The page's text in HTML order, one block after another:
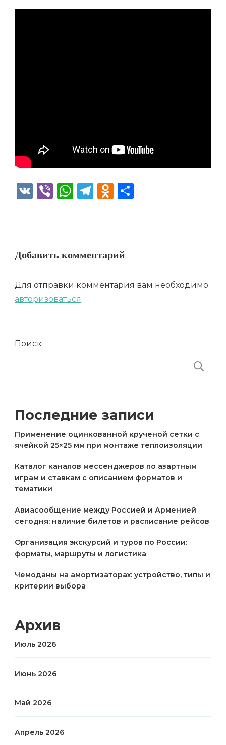
VK ViberWhatsApp
Telegram
Odnoklassniki
Добавить комментарий
Для отправки комментария вам необходимо
авторизоваться.
Поиск
Последние записи
Применение оцинкованной крученой сетки с
ячейкой 25×25 мм при монтаже теплоизоляции
Каталог каналов мессенджеров по азартным
играм и ставкам с описанием форматов и
тематики
Авиасообщение между Россией и Арменией
сегодня: наличие билетов и расписание рейсов
Организация экскурсий и туров по России:
форматы, маршруты и логистика
Чемоданы на амортизаторах: устройство, типы и
критерии выбора
Архив
Июль 2026
Июнь 2026
Май 2026
Апрель 2026